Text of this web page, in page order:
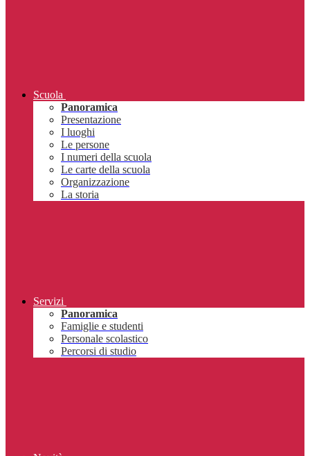
Scuola
Panoramica
Presentazione
I luoghi
Le persone
I numeri della scuola
Le carte della scuola
Organizzazione
La storia
Servizi
Panoramica
Famiglie e studenti
Personale scolastico
Percorsi di studio